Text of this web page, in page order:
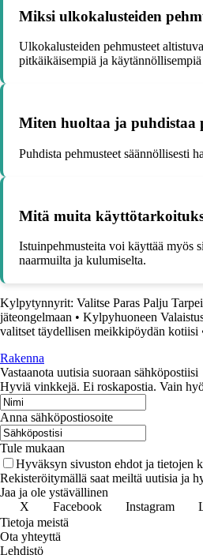
Miksi ulkokalusteiden
Ulkokalusteiden pehmusteet
pitkäikäisempiä ja
Miten huoltaa ja puhdistaa
Puhdista pehmusteet säännöllisesti
Mitä muita
Istuinpehmusteita voi käyttää myös
naarmuilta ja kulumiselta.
Kylpytynnyrit: Valitse Paras Palju
jäteongelmaan • Kylpyhuoneen
valitset täydellisen meikkipöydän kotiisi
Rakenna
Vastaanota uutisia suoraan sähköpostiisi
Hyviä vinkkejä. Ei roskapostia. Vain
Anna sähköpostiosoite
Tule mukaan
Hyväksyn sivuston ehdot ja tietojen
Rekisteröitymällä saat meiltä uutisia ja
Jaa ja ole ystävällinen
X
Facebook Instagram
Tietoja meistä
Ota yhteyttä
Lehdistö